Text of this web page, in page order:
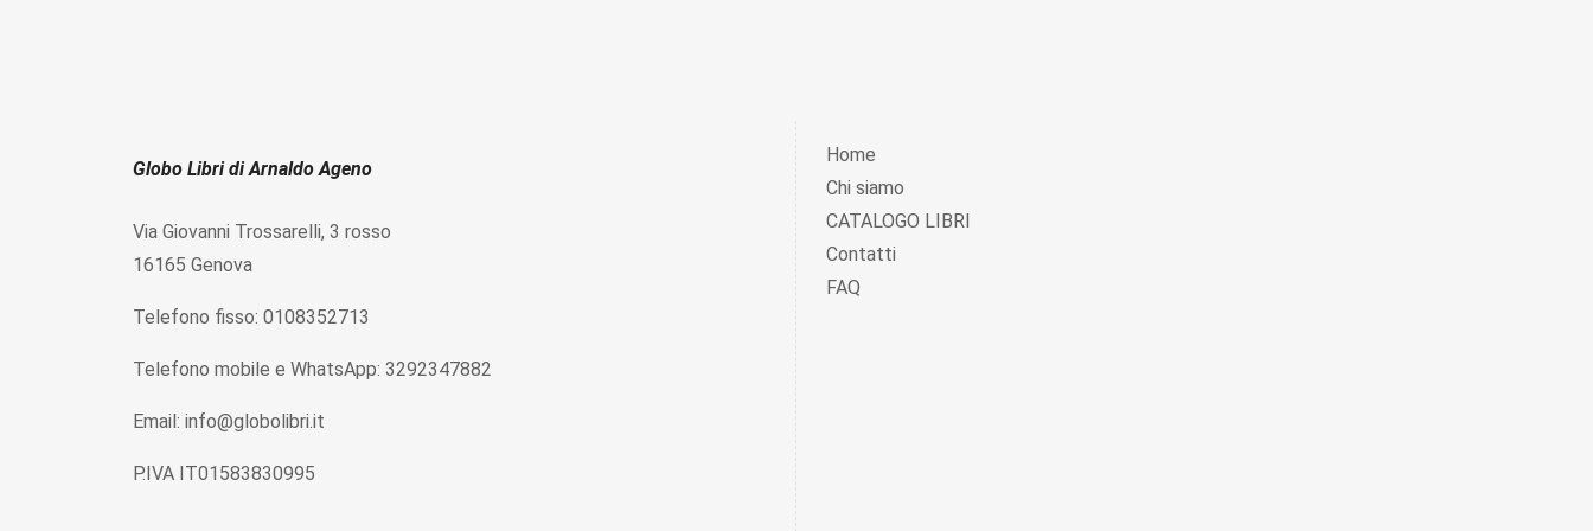
Globo Libri di Arnaldo Ageno
Via Giovanni Trossarelli, 3 rosso
16165 Genova
Telefono fisso: 0108352713
Telefono mobile e WhatsApp: 3292347882
Email: info@globolibri.it
P.IVA IT01583830995
Home
Chi siamo
CATALOGO LIBRI
Contatti
FAQ